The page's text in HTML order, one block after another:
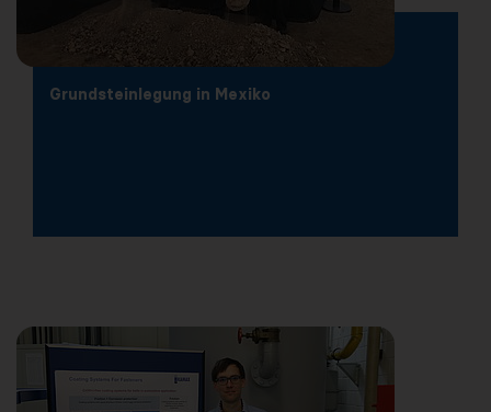
Grundsteinlegung in Mexiko